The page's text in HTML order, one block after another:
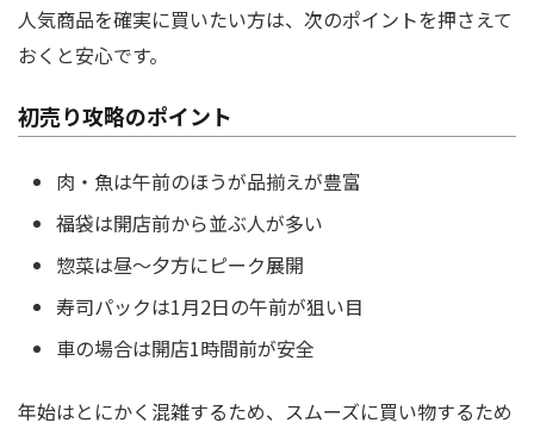
人気商品を確実に買いたい方は、次のポイントを押さえて
おくと安心です。
初売り攻略のポイント
肉・魚は午前のほうが品揃えが豊富
福袋は開店前から並ぶ人が多い
惣菜は昼〜夕方にピーク展開
寿司パックは1月2日の午前が狙い目
車の場合は開店1時間前が安全
年始はとにかく混雑するため、スムーズに買い物するため